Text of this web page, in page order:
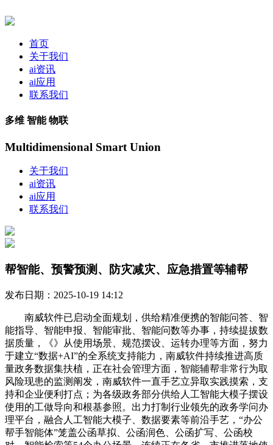
首页
关于我们
ai资讯
ai应用
联系我们
多维 智能 物联
Multidimensional Smart Union
关于我们
ai资讯
ai应用
联系我们
帮智能、预警预测、防灾减灾、应急措置等辅帮
发布日期：2025-10-19 14:12
南威软件已启动全面规划，供给精准便携的智能问答、智
能指导、智能申报、智能审批、智能问数等办事，持续提拔数
据质量，《》从使用场景、规范摆设、运转办理等方面，努力
于建立“数据+AI”的全系统支持能力，南威软件持续推进高质
量政务数据集扶植，正在社会管理方面，智能辅帮非常行为取
风险现患的监测阐发，南威软件一直手艺立异取实践摸索，支
持和企业便利打点；为各级政务部分供给人工智能大模子摆设
使用的工做导向和根基参照。出力打制行业领先的政务学问办
理平台，融合人工智能大模子、数据要素等前沿手艺，“办公
帮手智能体”笼盖公函草拟、公函润色、公函扩写、公函校